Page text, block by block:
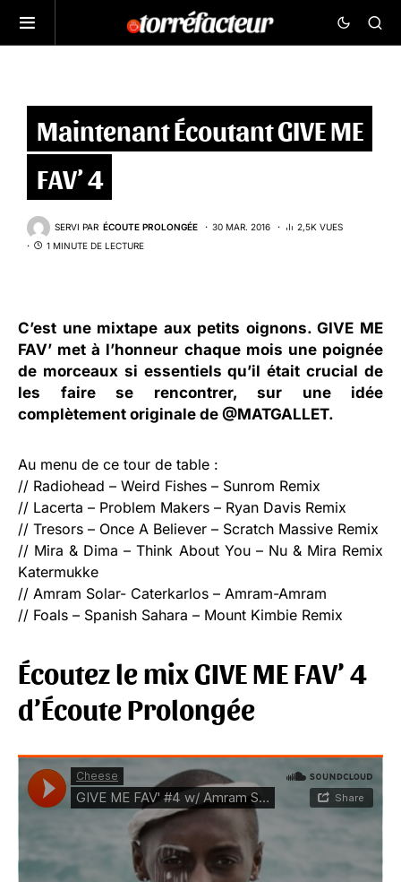
Maintenant Écoutant GIVE ME
FAV’ 4
SERVI PAR ÉCOUTE PROLONGÉE 30 MAR. 2016
2,5K VUES
1 MINUTE DE LECTURE
C’est une mixtape aux petits oignons.GIVE ME
FAV’ met à l’honneur chaque mois une poignée
de morceaux si essentiels qu’il était crucial de
les faire se rencontrer, sur une idée
complètement originale de @MATGALLET.
Au menu de ce tour de table :
// Radiohead – Weird Fishes – Sunrom Remix
// Lacerta – Problem Makers – Ryan Davis Remix
// Tresors – Once A Believer – Scratch Massive Remix
// Mira & Dima – Think About You – Nu & Mira Remix
Katermukke
// Amram Solar- Caterkarlos – Amram-Amram
// Foals – Spanish Sahara – Mount Kimbie Remix
Écoutez le mix GIVE ME FAV’ 4
d’Écoute Prolongée